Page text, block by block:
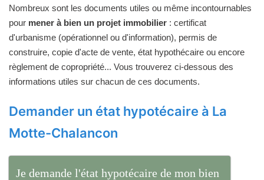
Nombreux sont les documents utiles ou même incontournables
pour mener à bien un projet immobilier : certificat
d'urbanisme (opérationnel ou d'information), permis de
construire, copie d'acte de vente, état hypothécaire ou encore
règlement de copropriété... Vous trouverez ci-dessous des
informations utiles sur chacun de ces documents.
Demander un état hypotécaire à La
Motte-Chalancon
Je demande l'état hypotécaire de mon bien